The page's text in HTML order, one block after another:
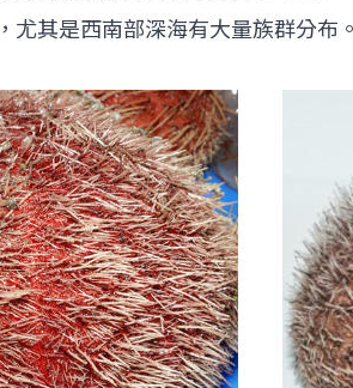
尤其是西南部深海有大量族群分布